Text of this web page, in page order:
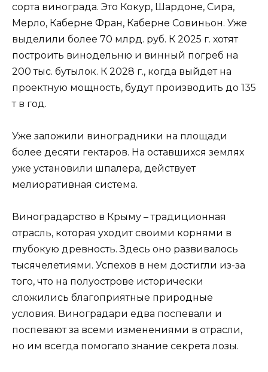
сорта винограда. Это Кокур, Шардоне, Сира,
Мерло, Каберне Фран, Каберне Совиньон. Уже
выделили более 70 млрд. руб. К 2025 г. хотят
построить винодельню и винный погреб на
200 тыс. бутылок. К 2028 г., когда выйдет на
проектную мощность, будут производить до 135
т в год.
Уже заложили виноградники на площади
более десяти гектаров. На оставшихся землях
уже установили шпалера, действует
мелиоративная система.
Виноградарство в Крыму – традиционная
отрасль, которая уходит своими корнями в
глубокую древность. Здесь оно развивалось
тысячелетиями. Успехов в нем достигли из-за
того, что на полуострове исторически
сложились благоприятные природные
условия. Виноградари едва поспевали и
поспевают за всеми изменениями в отрасли,
но им всегда помогало знание секрета лозы.